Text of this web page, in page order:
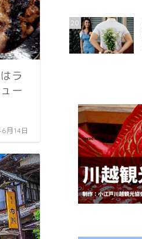
ラ
ー
月14日
20